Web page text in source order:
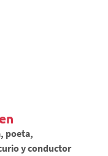
poeta,
y conductor